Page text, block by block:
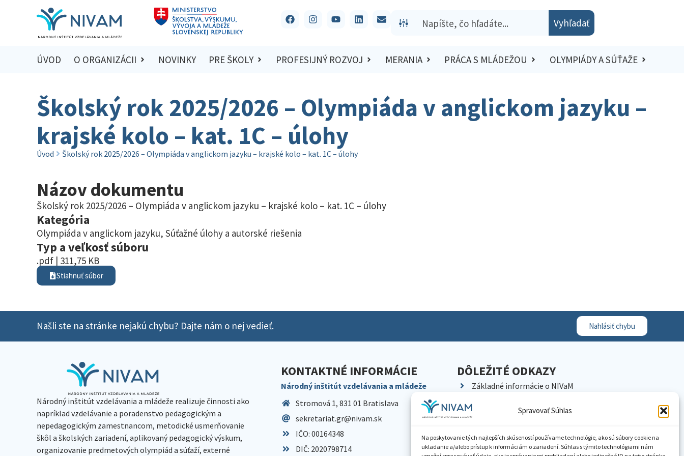
Spravovať Súhlas
Na poskytovanie tých najlepších skúseností používame technológie, ako sú súbory cookie na
ukladanie a/alebo prístup k informáciám o zariadení. Súhlas s týmito technológiami nám
Vyhľadať
ÚVOD O ORGANIZÁCII NOVINKY PRE ŠKOLY PROFESIJNÝ ROZVOJ MERANIA PRÁCA S MLÁDEŽOU OLYMPIÁDY A SÚŤAŽE
Školský rok 2025/2026 – Olympiáda v anglickom jazyku –
krajské kolo – kat. 1C – úlohy
Úvod Školský rok 2025/2026 – Olympiáda v anglickom jazyku – krajské kolo – kat. 1C – úlohy
Názov dokumentu
Školský rok 2025/2026 – Olympiáda v anglickom jazyku – krajské kolo – kat. 1C – úlohy
Kategória
Olympiáda v anglickom jazyku, Súťažné úlohy a autorské riešenia
Typ a veľkosť súboru
.pdf | 311,75 KB
Stiahnuť súbor
Našli ste na stránke nejakú chybu? Dajte nám o nej vedieť. Nahlásiť chybu
Národný inštitút vzdelávania a mládeže realizuje činnosti ako
napríklad vzdelávanie a poradenstvo pedagogickým a
nepedagogickým zamestnancom, metodické usmerňovanie
škôl a školských zariadení, aplikovaný pedagogický výskum,
organizovanie predmetových olympiád a súťaží, externé
KONTAKTNÉ INFORMÁCIE
Národný inštitút vzdelávania a mládeže
Stromová 1, 831 01 Bratislava
sekretariat.gr@nivam.sk
IČO: 00164348
DIČ: 2020798714
DÔLEŽITÉ ODKAZY
Základné informácie o NIVaM
Kariéra
Pracoviská NIVaM